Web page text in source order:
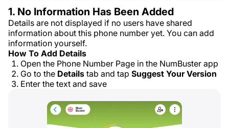
1. No Information Has Been Added
Details are not displayed if no users have shared
information about this phone number yet. You can add
information yourself.
How To Add Details
Open the Phone Number Page in the NumBuster app
Go to the Details tab and tap Suggest Your Version
Enter the text and save